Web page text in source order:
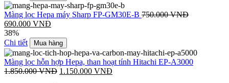
Màng lọc Hepa máy Sharp FP-GM30E-B 750.000VNĐ
690.000 VNĐ
38%
Chi tiết
Mua hàng
Màng lọc hỗn hợp Hepa, than hoạt tính Hitachi EP-A3000
1.850.000VNĐ 1.150.000 VNĐ